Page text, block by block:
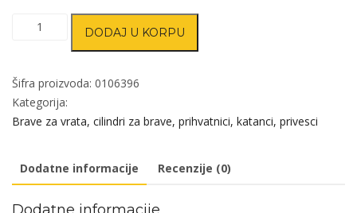
Prihvatnik
POLARIS
EASY-
MATIC
DODAJ U KORPU
Šifra proizvoda: 0106396
Kategorija:
Brave za vrata, cilindri za brave, prihvatnici, katanci, privesci
Dodatne informacije Recenzije (0)